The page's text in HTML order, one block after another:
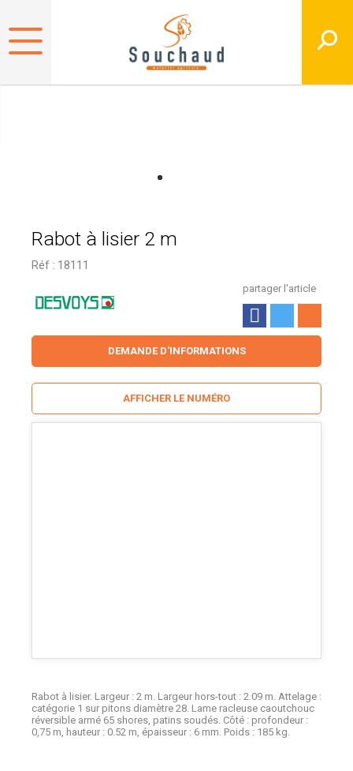
Rabot à lisier 2 m
Réf : 18111
partager l'article
Rabot à lisier. Largeur : 2 m. Largeur hors-tout : 2.09 m. Attelage :
catégorie 1 sur pitons diamètre 28. Lame racleuse caoutchouc
réversible armé 65 shores, patins soudés. Côté : profondeur :
0,75 m, hauteur : 0.52 m, épaisseur : 6 mm. Poids : 185 kg.
DEMANDE D'INFORMATIONS
AFFICHER LE NUMÉRO